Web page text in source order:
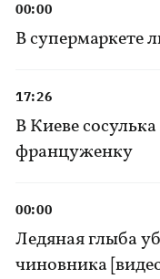
В супермаркете
00:00
В Киеве
француженку
17:26
Ледяная глыба
чиновника
00:00